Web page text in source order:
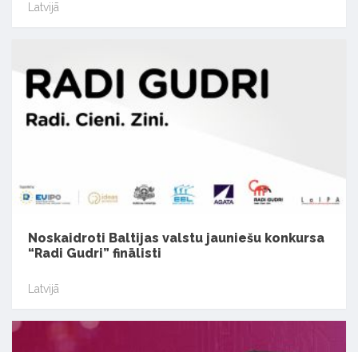
Latvijā
Noskaidroti Baltijas valstu jauniešu konkursa
“Radi Gudri” finālisti
Latvijā